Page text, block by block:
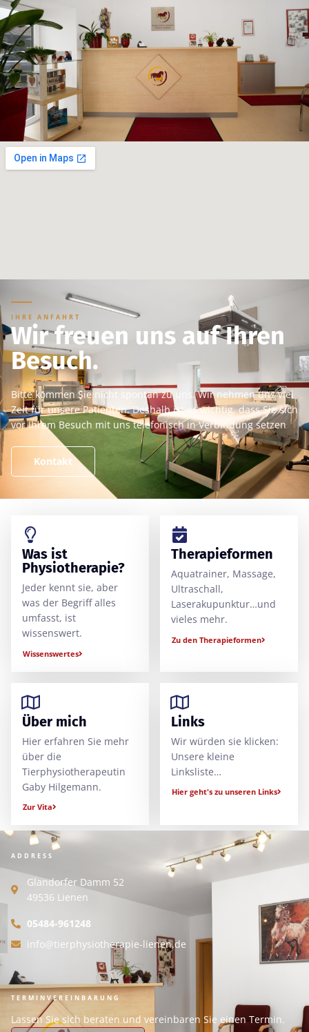
IHRE ANFAHRT
Wir freuen uns auf Ihren
Besuch.
Bitte kommen Sie nicht spontan zu uns. Wir nehmen uns viel
Zeit für unsere Patienten. Deshalb ist es wichtig, dass Sie sich
vor Ihrem Besuch mit uns telefonisch in Verbindung setzen
Kontakt
Was ist
Physiotherapie?
Jeder kennt sie, aber
was der Begriff alles
umfasst, ist
wissenswert.
Wissenswertes
Therapieformen
Aquatrainer, Massage,
Ultraschall,
Laserakupunktur…und
vieles mehr.
Zu den Therapieformen
Über mich
Hier erfahren Sie mehr
über die
Tierphysiotherapeutin
Gaby Hilgemann.
Zur Vita
Links
Wir würden sie klicken:
Unsere kleine
Linksliste…
Hier geht's zu unseren Links
ADDRESS
Glandorfer Damm 52
49536 Lienen
05484-961248
info@tierphysiotherapie-lienen.de
TERMINVEREINBARUNG
Lassen Sie sich beraten und vereinbaren Sie einen Termin.